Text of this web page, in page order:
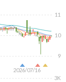
2026/07/16
9
10
11
3K